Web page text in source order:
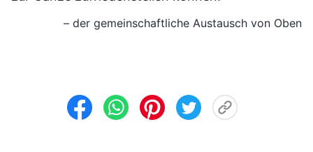
– der gemeinschaftliche Austausch von Oben